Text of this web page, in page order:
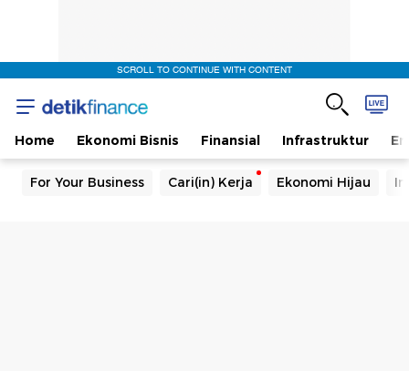
SCROLL TO CONTINUE WITH CONTENT
Home Ekonomi Bisnis Finansial Infrastruktur
For Your Business Cari(in) Kerja Ekonomi Hijau